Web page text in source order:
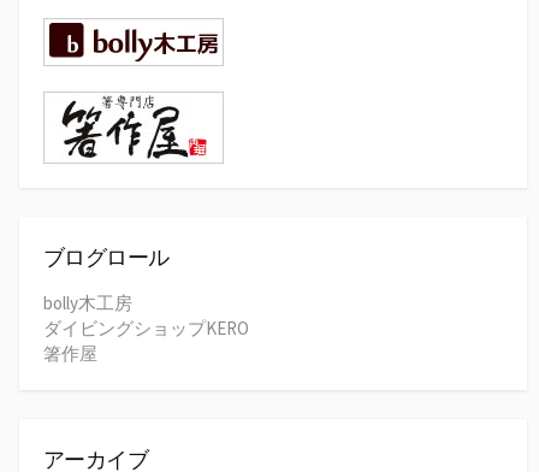
ブログロール
bolly木工房
ダイビングショップKERO
箸作屋
アーカイブ